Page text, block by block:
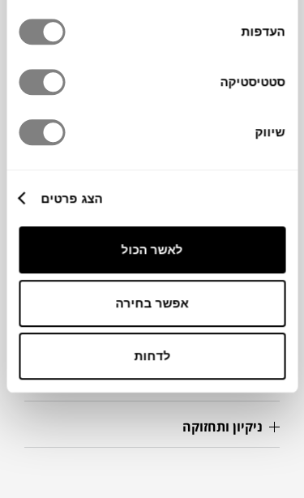
העדפות
סטטיסטיקה
שיווק
הצג פרטים
לאשר הכול
אפשר בחירה
לדחות
שהיא עמידה במיוחד. כל פריט הוא ייחודי,
שמוסיף לאופי הטבעי ולטקסטורה העשירה.
מותג
Ø19.5X4.5H ס"מ
מידע על חומרים
מק"ט
פרטים נוספים
ניקיון ותחזוקה